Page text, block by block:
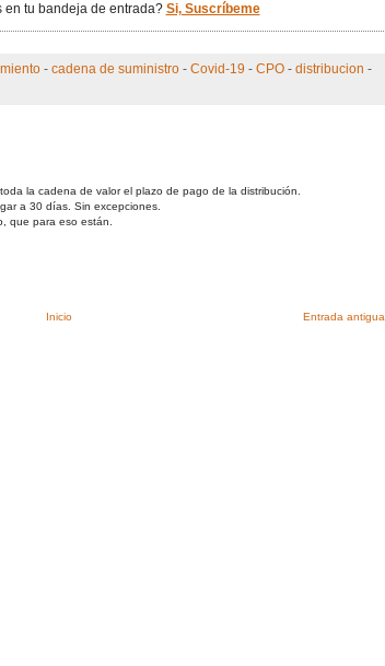
en tu bandeja de entrada? Si, Suscríbeme
- cadena de suministro - Covid-19 - CPO - distribucion -
la cadena de valor el plazo de pago de la distribución.
a 30 días. Sin excepciones.
que para eso están.
Entrada antigua
Inicio